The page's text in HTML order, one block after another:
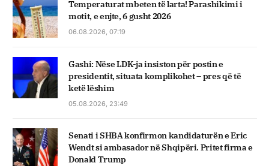
Temperaturat mbeten të larta! Parashikimi i
motit, e enjte, 6 gusht 2026
06.08.2026, 07:19
Gashi: Nëse LDK-ja insiston për postin e
presidentit, situata komplikohet – pres që të
ketë lëshim
05.08.2026, 23:49
Senati i SHBA konfirmon kandidaturën e Eric
Wendt si ambasador në Shqipëri. Pritet firma e
Donald Trump